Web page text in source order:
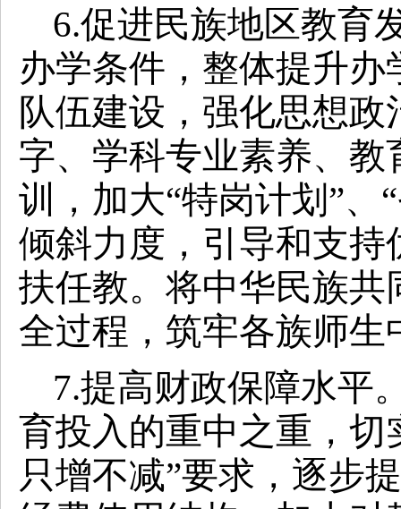
6.促进民族地区教育
办学条件，整体提升
队伍建设，强化思想
字、学科专业素养、
训，加大“特岗计划”、
倾斜力度，引导和支
扶任教。将中华民族
全过程，筑牢各族师
7.提高财政保障水平
育投入的重中之重，切
只增不减”要求，逐步